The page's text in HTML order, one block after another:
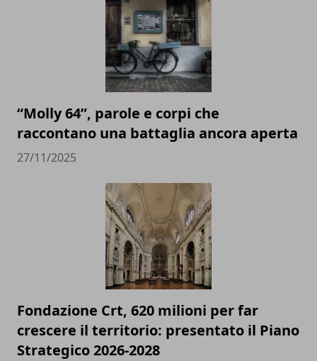
“Molly 64”, parole e corpi che
raccontano una battaglia ancora aperta
27/11/2025
Fondazione Crt, 620 milioni per far
crescere il territorio: presentato il Piano
Strategico 2026-2028